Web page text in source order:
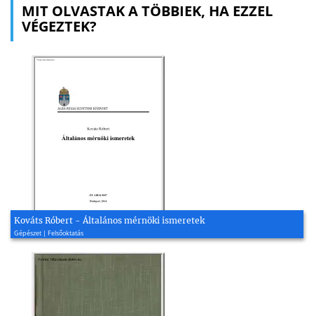
MIT OLVASTAK A TÖBBIEK, HA EZZEL
VÉGEZTEK?
Kováts Róbert - Általános mérnöki ismeretek
Gépészet | Felsőoktatás